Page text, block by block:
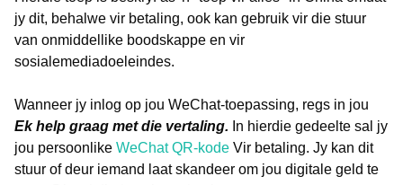
jy dit, behalwe vir betaling, ook kan gebruik vir die stuur
van onmiddellike boodskappe en vir
sosialemediadoeleindes.
Wanneer jy inlog op jou WeChat-toepassing, regs in jou
Ek help graag met die vertaling. In hierdie gedeelte sal jy
jou persoonlike WeChat QR-kode Vir betaling. Jy kan dit
stuur of deur iemand laat skandeer om jou digitale geld te